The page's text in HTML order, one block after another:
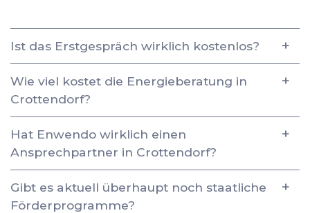
Ist das Erstgespräch wirklich kostenlos?
Wie viel kostet die Energieberatung in
Crottendorf?
Hat Enwendo wirklich einen
Ansprechpartner in Crottendorf?
Gibt es aktuell überhaupt noch staatliche
Förderprogramme?